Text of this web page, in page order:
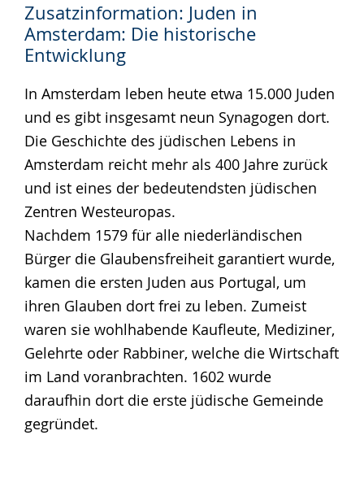
Zusatzinformation: Juden in
Amsterdam: Die historische
Entwicklung
In Amsterdam leben heute etwa 15.000 Juden
und es gibt insgesamt neun Synagogen dort.
Die Geschichte des jüdischen Lebens in
Amsterdam reicht mehr als 400 Jahre zurück
und ist eines der bedeutendsten jüdischen
Zentren Westeuropas.
Nachdem 1579 für alle niederländischen
Bürger die Glaubensfreiheit garantiert wurde,
kamen die ersten Juden aus Portugal, um
ihren Glauben dort frei zu leben. Zumeist
waren sie wohlhabende Kaufleute, Mediziner,
Gelehrte oder Rabbiner, welche die Wirtschaft
im Land voranbrachten. 1602 wurde
daraufhin dort die erste jüdische Gemeinde
gegründet.